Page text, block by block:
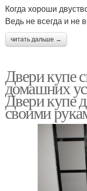
Когда хороши
Ведь не всегда и не
читать дальше →
Двери купе
домашних
Двери купе
своими